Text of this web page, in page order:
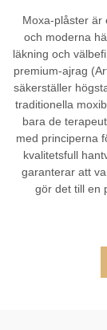
Moxa-plåster är
och moderna
läkning och
premium-ajrag
säkerställer
traditionella
bara de
med principerna
kvalitetsfull
garanterar att
gör det till en